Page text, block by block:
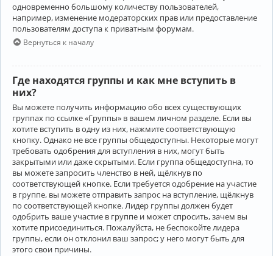
одновременно большому количеству пользователей,
например, изменение модераторских прав или предоставление
пользователям доступа к приватным форумам.
Вернуться к началу
Где находятся группы и как мне вступить в
них?
Вы можете получить информацию обо всех существующих
группах по ссылке «Группы» в вашем личном разделе. Если вы
хотите вступить в одну из них, нажмите соответствующую
кнопку. Однако не все группы общедоступны. Некоторые могут
требовать одобрения для вступления в них, могут быть
закрытыми или даже скрытыми. Если группа общедоступна, то
вы можете запросить членство в ней, щёлкнув по
соответствующей кнопке. Если требуется одобрение на участие
в группе, вы можете отправить запрос на вступление, щёлкнув
по соответствующей кнопке. Лидер группы должен будет
одобрить ваше участие в группе и может спросить, зачем вы
хотите присоединиться. Пожалуйста, не беспокойте лидера
группы, если он отклонил ваш запрос; у него могут быть для
этого свои причины.